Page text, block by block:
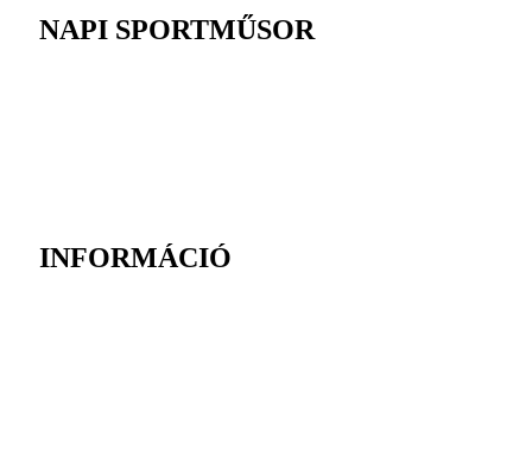
NAPI SPORTMŰSOR
INFORMÁCIÓ